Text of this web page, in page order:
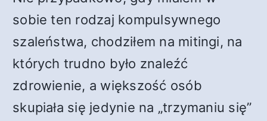
sobie ten rodzaj kompulsywnego
szaleństwa, chodziłem na mitingi, na
których trudno było znaleźć
zdrowienie, a większość osób
skupiała się jedynie na „trzymaniu się”